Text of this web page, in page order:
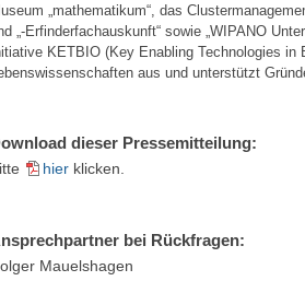
„mathematikum“, das
„-Erfinderfachauskunft“ sowie „WIPANO
KETBIO (Key Enabling Technologies
aus und unterstützt
dieser Pressemitteilung:
hierklicken.
bei Rückfragen:
Mauelshagen